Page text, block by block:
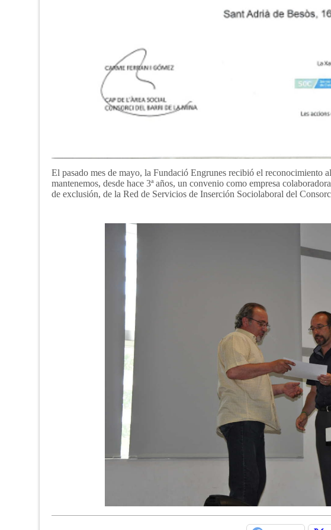
El pasado mes de mayo, la Fundació Engrunes recibió el
mantenemos, desde hace 3ª años, un convenio como empresa
de exclusión, de la Red de Servicios de Inserción Sociolaboral del